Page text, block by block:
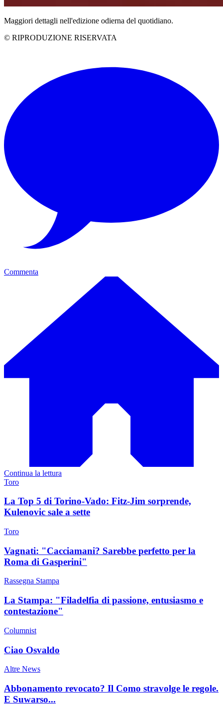
Maggiori dettagli nell'edizione odierna del quotidiano.
© RIPRODUZIONE RISERVATA
Commenta
Continua la lettura
Toro
La Top 5 di Torino-Vado: Fitz-Jim sorprende,
Kulenovic sale a sette
Toro
Vagnati: "Cacciamani? Sarebbe perfetto per la
Roma di Gasperini"
Rassegna Stampa
La Stampa: "Filadelfia di passione, entusiasmo e
contestazione"
Columnist
Ciao Osvaldo
Altre News
Abbonamento revocato? Il Como stravolge le regole.
E Suwarso...